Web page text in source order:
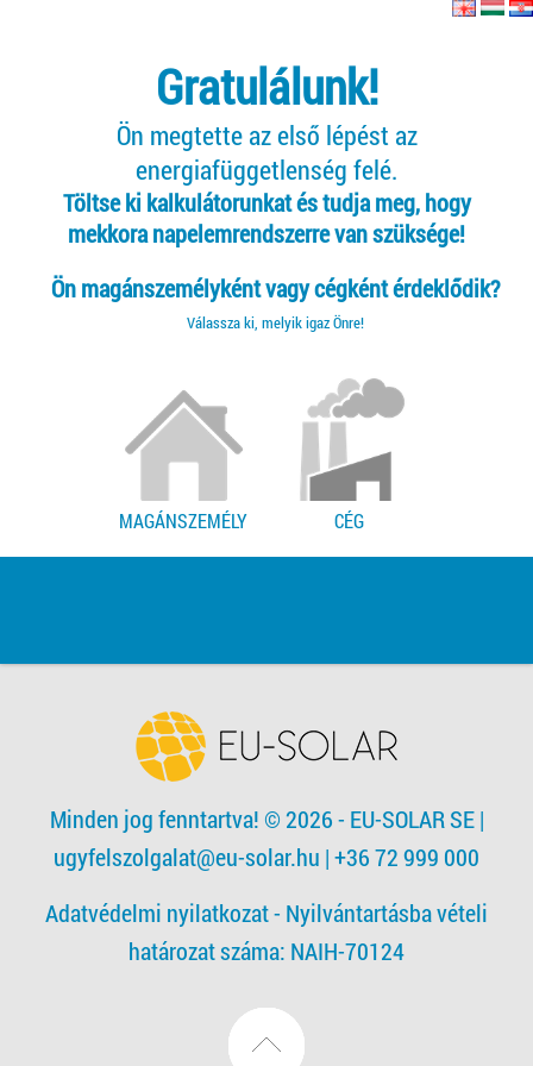
Gratulálunk!
Ön megtette az első lépést az
energiafüggetlenség felé.
Töltse ki kalkulátorunkat és tudja meg, hogy
mekkora napelemrendszerre van szüksége!
Ön magánszemélyként vagy cégként érdeklődik?
Válassza ki, melyik igaz Önre!
MAGÁNSZEMÉLY CÉG
Minden jog fenntartva! © 2026 - EU-SOLAR SE|
ugyfelszolgalat@eu-solar.hu | +36 72 999 000
Adatvédelmi nyilatkozat - Nyilvántartásba vételi
határozat száma: NAIH-70124